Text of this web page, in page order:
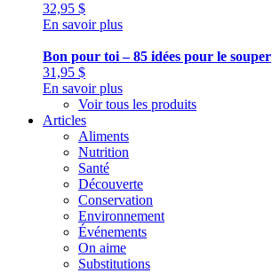
32,95 $
En savoir plus
Bon pour toi – 85 idées pour le souper
31,95 $
En savoir plus
Voir tous les produits
Articles
Aliments
Nutrition
Santé
Découverte
Conservation
Environnement
Événements
On aime
Substitutions